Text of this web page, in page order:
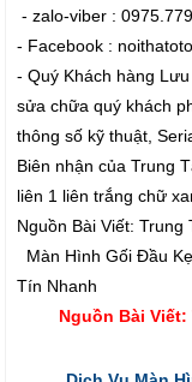
- zalo-viber :
- Facebook :
- Quý Khách hàng
sửa chữa quý khách
thông số kỹ thuật,
Biên nhận của Trung
liên 1 liên trắng chữ
Nguồn Bài Viết:
Màn Hình Gối Đầu
Tín Nhanh
Nguồn Bài